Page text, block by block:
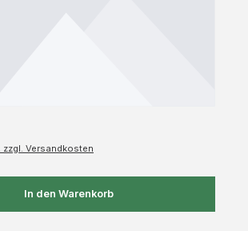
zzgl. Versandkosten
In den Warenkorb